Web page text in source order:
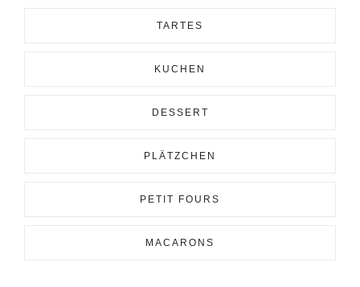
TARTES
KUCHEN
DESSERT
PLÄTZCHEN
PETIT FOURS
MACARONS